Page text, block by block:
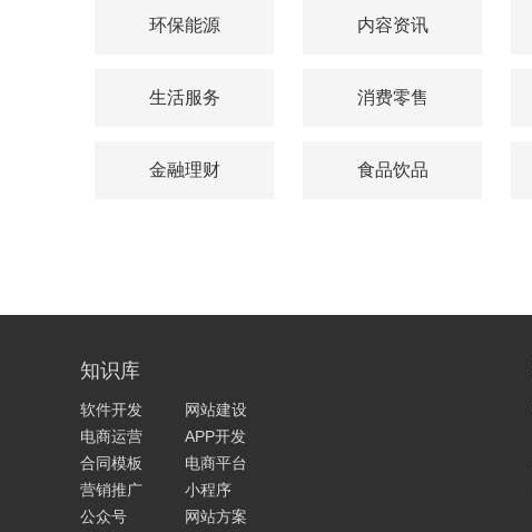
环保能源 内容资讯
生活服务 消费零售
金融理财 食品饮品
知识库
软件开发
网站建设
电商运营
APP开发
合同模板
电商平台
营销推广
小程序
公众号
网站方案